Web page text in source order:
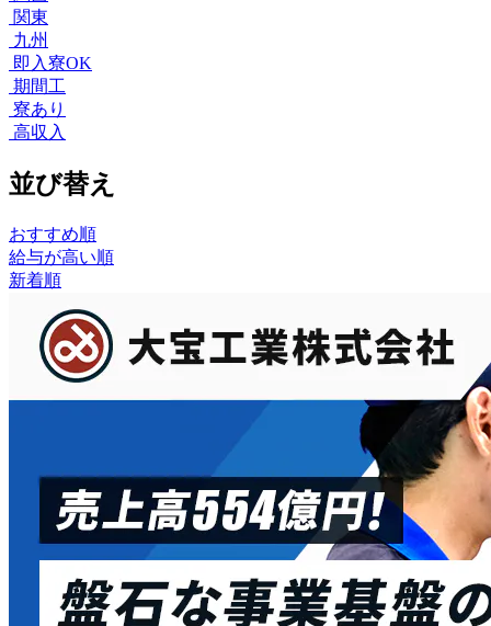
関東
九州
即入寮OK
期間工
寮あり
高収入
並び替え
おすすめ順
給与が高い順
新着順